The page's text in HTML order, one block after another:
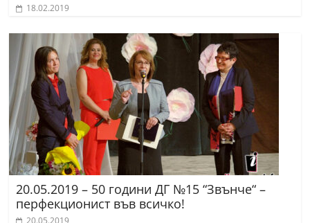
18.02.2019
20.05.2019 – 50 години ДГ №15 “Звънче“ –
перфекционист във всичко!
20.05.2019